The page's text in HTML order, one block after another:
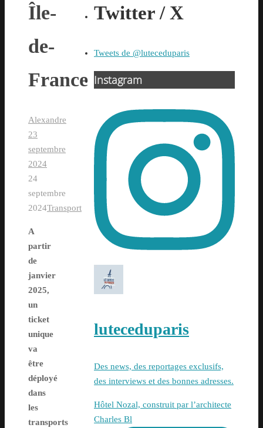
Île-
de-
France
Alexandre
23
septembre
2024
24
septembre
2024Transport
A
partir
de
janvier
2025,
un
ticket
unique
va
être
déployé
dans
les
transports
Twitter / X
Tweets de @luteceduparis
Instagram
luteceduparis
Des news, des reportages exclusifs,
des interviews et des bonnes adresses.
Hôtel Nozal, construit par l’architecte
Charles Bl